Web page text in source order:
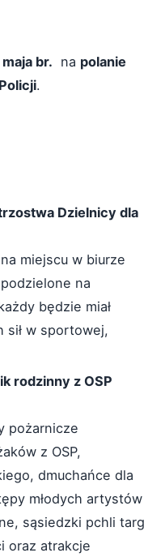
br. na polanie
.
Dzielnicy dla
miejscu w biurze
na
będzie miał
sił w sportowej,
rodzinny z OSP
pożarnicze
z OSP,
dmuchańce dla
młodych artystów
sąsiedzki pchli targ
oraz atrakcje